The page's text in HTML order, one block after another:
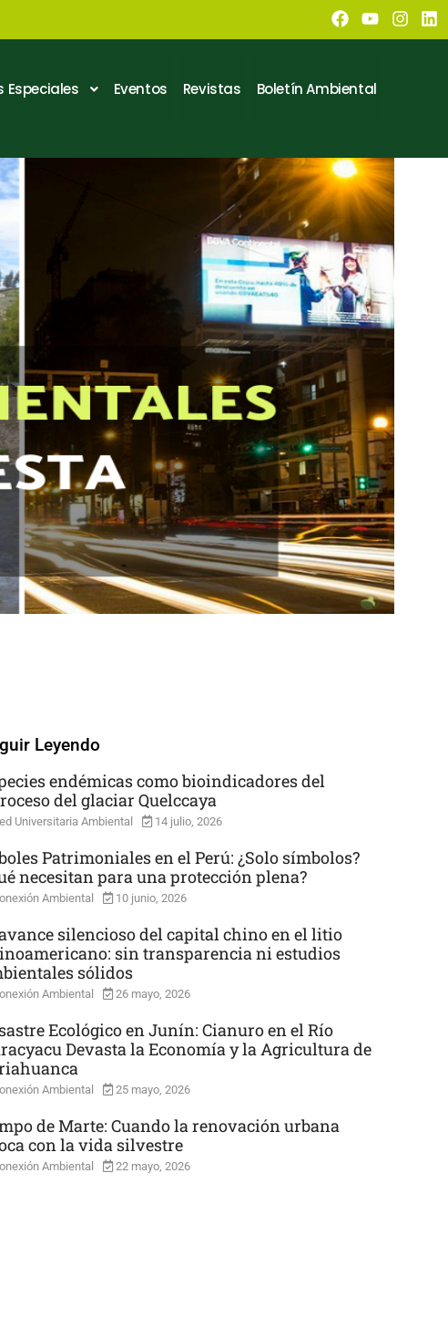
Especiales Eventos Revistas Boletín Ambiental
Leyendo
endémicas como bioindicadores del
del glaciar Quelccaya
Universitaria Ambiental 14 julio, 2026
Patrimoniales en el Perú: ¿Solo símbolos?
necesitan para una protección plena?
Ambiental 10 junio, 2026
silencioso del capital chino en el litio
sin transparencia ni estudios
sólidos
Ambiental 26 mayo, 2026
Ecológico en Junín: Cianuro en el Río
Devasta la Economía y la Agricultura de
Ambiental 25 mayo, 2026
de Marte: Cuando la renovación urbana
con la vida silvestre
Ambiental 22 mayo, 2026